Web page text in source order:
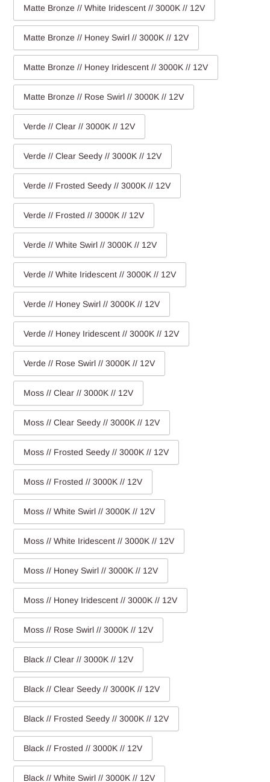
Matte Bronze // White Iridescent // 3000K // 12V
Matte Bronze // Honey Swirl // 3000K // 12V
Matte Bronze // Honey Iridescent // 3000K // 12V
Matte Bronze // Rose Swirl // 3000K // 12V
Verde // Clear // 3000K // 12V
Verde // Clear Seedy // 3000K // 12V
Verde // Frosted Seedy // 3000K // 12V
Verde // Frosted // 3000K // 12V
Verde // White Swirl // 3000K // 12V
Verde // White Iridescent // 3000K // 12V
Verde // Honey Swirl // 3000K // 12V
Verde // Honey Iridescent // 3000K // 12V
Verde // Rose Swirl // 3000K // 12V
Moss // Clear // 3000K // 12V
Moss // Clear Seedy // 3000K // 12V
Moss // Frosted Seedy // 3000K // 12V
Moss // Frosted // 3000K // 12V
Moss // White Swirl // 3000K // 12V
Moss // White Iridescent // 3000K // 12V
Moss // Honey Swirl // 3000K // 12V
Moss // Honey Iridescent // 3000K // 12V
Moss // Rose Swirl // 3000K // 12V
Black // Clear // 3000K // 12V
Black // Clear Seedy // 3000K // 12V
Black // Frosted Seedy // 3000K // 12V
Black // Frosted // 3000K // 12V
Black // White Swirl // 3000K // 12V